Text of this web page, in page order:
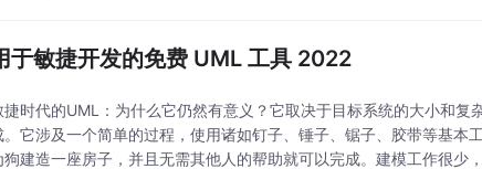
于敏捷开发的免费 UML 工具 2022
捷时代的UML：为什么它仍然有意义？它取决于目标系统的大小和复
。它涉及一个简单的过程，使用诸如钉子、锤子、锯子、胶带等基本
狗建造一座房子，并且无需其他人的帮助就可以完成。建模工作很少